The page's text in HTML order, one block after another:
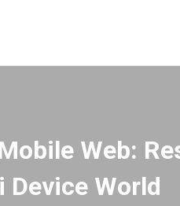
Web:
Device World